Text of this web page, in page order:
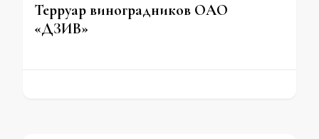
Терруар виноградников ОАО
«ДЗИВ»